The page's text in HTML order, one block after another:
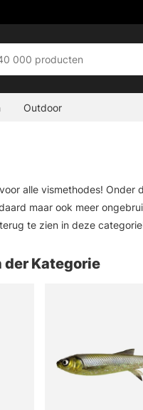
Outdoor
alle vismethodes!
maar ook meer
te zien in deze
Kategorie